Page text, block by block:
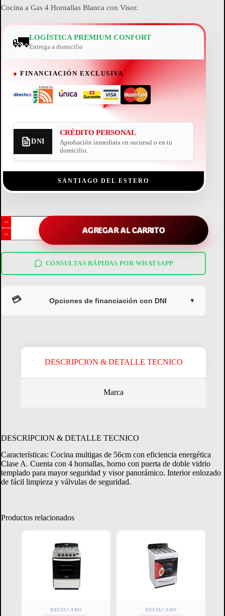
Cocina a Gas 4 Hornallas Blanca con Visor.
🚛LOGÍSTICA PREMIUM CONFORT
Entrega a domicilio
● FINANCIACIÓN EXCLUSIVA
DNI
CRÉDITO PERSONAL
Aprobación inmediata en sucursal o en tu
domicilio.
SANTIAGO DEL ESTERO
Cocina
Eslabón
de
EFM56NB
AGREGAR AL CARRITO
CONSULTAS RÁPIDAS POR WHATSAPP
💳 Opciones de financiación con DNI ▼
CONSULTAR MARGEN
DESCRIPCION & DETALLE TECNICO
Marca
DESCRIPCION & DETALLE TECNICO
Características: Cocina multigas de 56cm con eficiencia energética
Clase A. Cuenta con 4 hornallas, horno con puerta de doble vidrio
templado para mayor seguridad y visor panorámico. Interior enlozado
de fácil limpieza y válvulas de seguridad.
Productos relacionados
DESTACADO DESTACADO